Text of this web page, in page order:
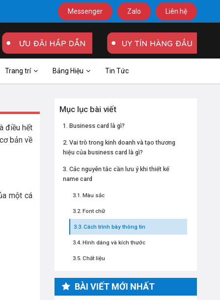
Messenger Zalo Liên hệ
Trang trí Bảng Hiệu Tin Tức
điều hết
bản về
một cá
Mục lục bài viết
Business card là gì?
Vai trò trong kinh doanh và tạo thương
hiệu của business card là gì?
Các nguyên tắc cần lưu ý khi thiết kế
name card
Màu sắc
Font chữ
Cách trình bày thông tin
Hình dáng và kích thước
Chất liệu
BÀI VIẾT MỚI NHẤT